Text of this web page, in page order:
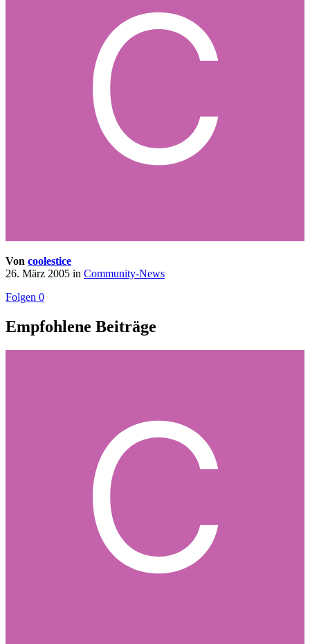
Von coolestice
26. März 2005 in Community-News
Folgen 0
Empfohlene Beiträge